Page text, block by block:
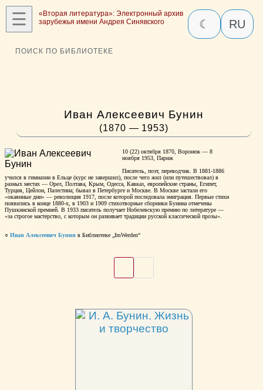
☰
«Вторая литература»: Электронный архив
зарубежья имени Андрея Синявского
☾ RU
ПОИСК ПО БИБЛИОТЕКЕ
Иван Алексеевич Бунин
(1870 — 1953)
10 (22) октября 1870, Воронеж — 8
ноября 1953, Париж
Писатель, поэт, переводчик. В 1881-1886
учился в гимназии в Ельце (курс не завершил), после чего жил (или путешествовал) в
разных местах — Орел, Полтава, Крым, Одесса, Кавказ, европейские страны, Египет,
Турция, Цейлон, Палестина; бывал в Петербурге и Москве. В Москве застали его
«окаянные дни» — революция 1917, после которой последовала эмиграция. Первые стихи
появились в конце 1880-х, в 1903 и 1909 стихотворные сборники Бунина отмечены
Пушкинской премией. В 1933 писатель получает Нобелевскую премию по литературе —
«за строгое мастерство, с которым он развивает традиции русской классической прозы».
○ Иван Алексеевич Бунин в Библиотеке „ImWerden“